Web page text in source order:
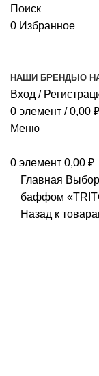
Поиск
0 Избранное
НАШИ БРЕНДЫ О
Вход /
0 элемент / 0,00 ₽
Меню
0 элемент 0,00 ₽
Главная
баффом
Назад к